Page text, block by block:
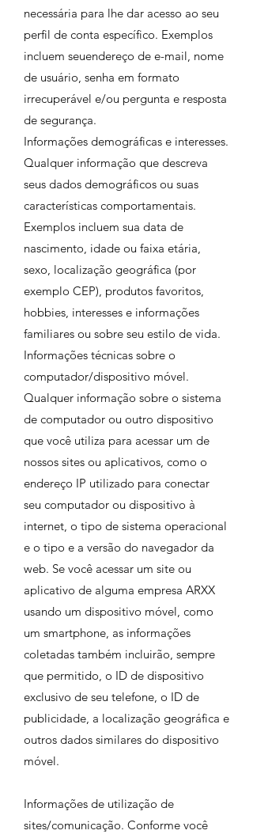
necessária para lhe dar acesso ao seu
perfil de conta específico. Exemplos
incluem seuendereço de e-mail, nome
de usuário, senha em formato
irrecuperável e/ou pergunta e resposta
de segurança.
Informações demográficas e interesses.
Qualquer informação que descreva
seus dados demográficos ou suas
características comportamentais.
Exemplos incluem sua data de
nascimento, idade ou faixa etária,
sexo, localização geográfica (por
exemplo CEP), produtos favoritos,
hobbies, interesses e informações
familiares ou sobre seu estilo de vida.
Informações técnicas sobre o
computador/dispositivo móvel.
Qualquer informação sobre o sistema
de computador ou outro dispositivo
que você utiliza para acessar um de
nossos sites ou aplicativos, como o
endereço IP utilizado para conectar
seu computador ou dispositivo à
internet, o tipo de sistema operacional
e o tipo e a versão do navegador da
web. Se você acessar um site ou
aplicativo de alguma empresa ARXX
usando um dispositivo móvel, como
um smartphone, as informações
coletadas também incluirão, sempre
que permitido, o ID de dispositivo
exclusivo de seu telefone, o ID de
publicidade, a localização geográfica e
outros dados similares do dispositivo
móvel.
Informações de utilização de
sites/comunicação. Conforme você